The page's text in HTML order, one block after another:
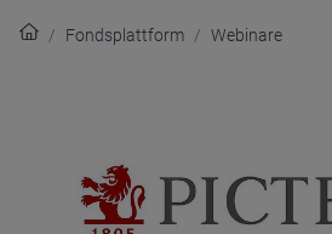
Fondsplattform Webinare